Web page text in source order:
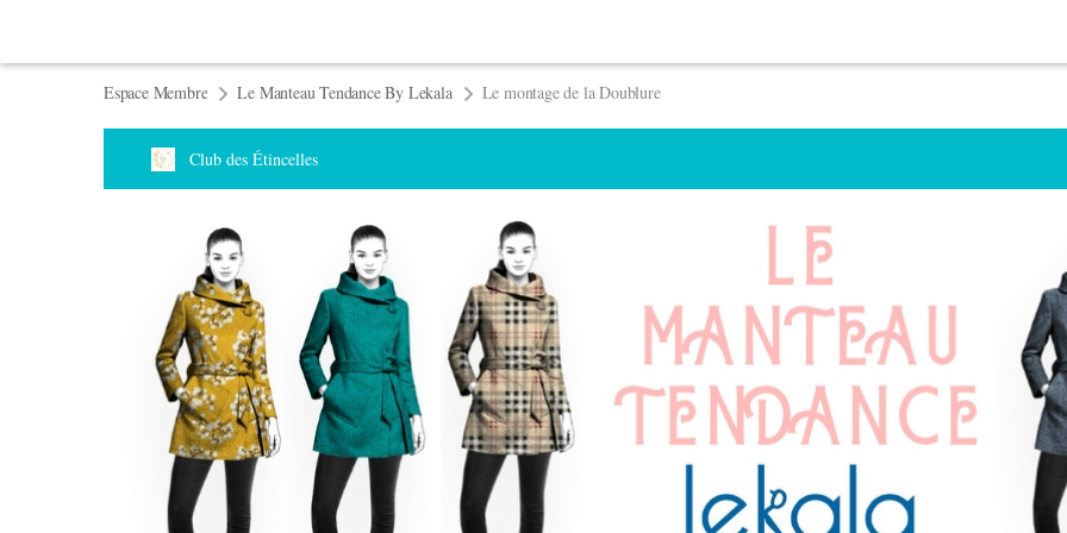
Espace Membre Le Manteau Tendance By Lekala Le montage de la Doublure
Club des Étincelles